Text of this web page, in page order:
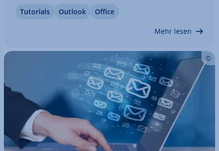
Adres­sa­ten zu senden, die den ei­gent­li­chen Ziel­
Tutorials Outlook Office
Mehr lesen